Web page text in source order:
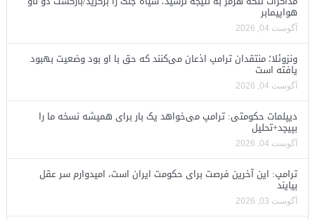
هواپیمابر
آگوست 04, 2026
ونزوئلا؛ منتقدان ترامپ اذعان می‌کنند که حق با او بود وضعیت بهبود
یافته است
آگوست 04, 2026
دیپلمات حکومتی: ترامپ می‌خواهد یک بار برای همیشه نسخه ما را
بپیچد+تحلیل
آگوست 04, 2026
ترامپ: این آخرین فرصت برای حکومت ایران است، امیدوارم سر عقل
بیایند
آگوست 03, 2026